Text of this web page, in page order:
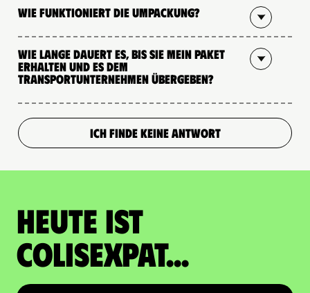
Wie funktioniert die Umpackung?
Wie lange dauert es, bis Sie mein Paket
erhalten und es dem
Transportunternehmen übergeben?
ICH FINDE KEINE ANTWORT
Heute ist
Colisexpat...